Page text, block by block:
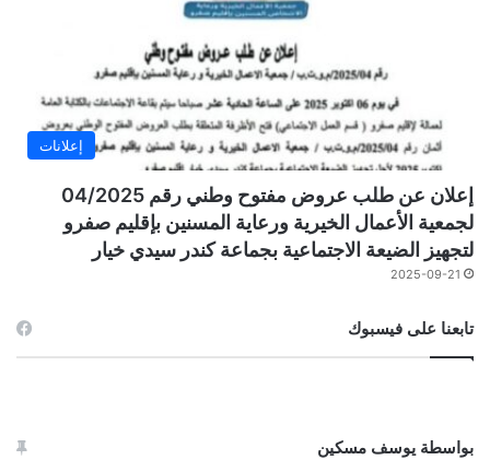
إعلانات
إعلان عن طلب عروض مفتوح وطني رقم 04/2025
لجمعية الأعمال الخيرية ورعاية المسنين بإقليم صفرو
لتجهيز الضيعة الاجتماعية بجماعة كندر سيدي خيار
2025-09-21
تابعنا على فيسبوك
بواسطة يوسف مسكين